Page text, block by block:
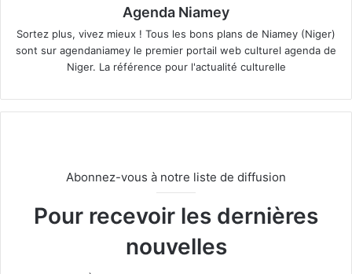
Agenda Niamey
Sortez plus, vivez mieux ! Tous les bons plans de Niamey (Niger)
sont sur agendaniamey le premier portail web culturel agenda de
Niger. La référence pour l'actualité culturelle
Abonnez-vous à notre liste de diffusion
Pour recevoir les dernières
nouvelles